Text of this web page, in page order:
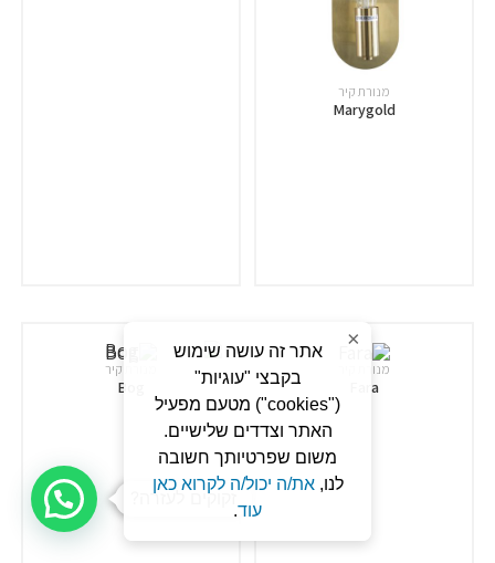
מנורת קיר
Marygold
מנורת קיר
Fara
מנורת קיר
Bog
זקוקים לעזרה?
×
אתר זה עושה שימוש
בקבצי "עוגיות"
("cookies") מטעם מפעיל
האתר וצדדים שלישיים.
משום שפרטיותך חשובה
לנו,את/ה יכול/ה לקרוא כאן
עוד.